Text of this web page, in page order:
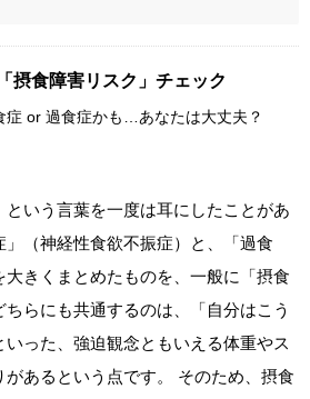
摂食障害リスク」チェック
症 or 過食症かも…あなたは大丈夫？
という言葉を一度は耳にしたことがあ
」（神経性食欲不振症）と、「過食
きくまとめたものを、一般に「摂食
らにも共通するのは、「自分はこう
った、強迫観念ともいえる体重やス
があるという点です。 そのため、摂食